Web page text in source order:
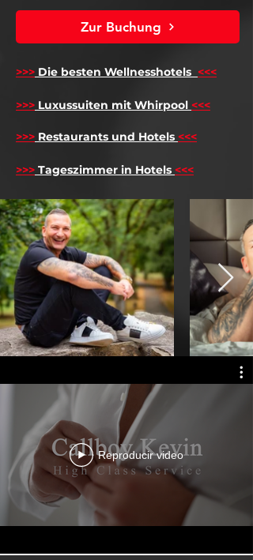
Zur Buchung
>>> Die besten Wellnesshotels <<<
>>> Luxussuiten mit Whirpool <<<
>>> Restaurants und Hotels <<<
>>> Tageszimmer in Hotels <<<
Reproducir video